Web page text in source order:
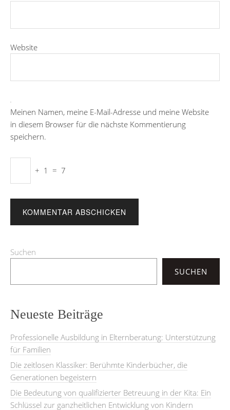
Website
Meinen Namen, meine E-Mail-Adresse und meine Website
in diesem Browser für die nächste Kommentierung
speichern.
+ 1 = 7
Suchen
SUCHEN
Neueste Beiträge
Professionelle Ausbildung in Elternberatung: Unterstützung
für Familien
Die zeitlosen Klassiker: Berühmte Kinderbücher, die
Generationen begeistern
Die Bedeutung von qualifizierter Betreuung in der Kita: Ein
Schlüssel zur ganzheitlichen Entwicklung von Kindern